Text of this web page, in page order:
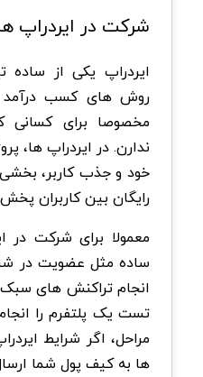
شرکت در ایردراپ
ایردراپ یکی از
روش های کسب درآمد
مخصوصا برای کسانی
ندارن. در ایردراپ ها،
خود و جذب کاربر،
رایگان بین کاربران
معمولا برای شرکت در
ساده مثل عضویت در
انجام تراکنش های
تست یک پلتفرم را
مراحل، اگر شرایط
ها به کیف پول شما